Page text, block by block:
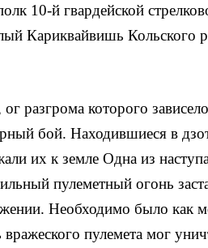
10-й гвар­дейской
Кариквайвишь Кольского
разгро­ма которого
бой. Находившиеся в
их к земле Одна из
пулеметный огонь
Необходимо было как
пулемета мог